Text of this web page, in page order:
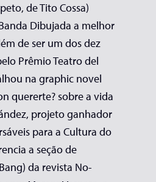
de Tito Cossa)
Dibujada a melhor
de ser um dos dez
Prêmio Teatro del
na graphic novel
quererte? sobre a vida
projeto ganhador
para a Cultura do
a seção de
da revista No-